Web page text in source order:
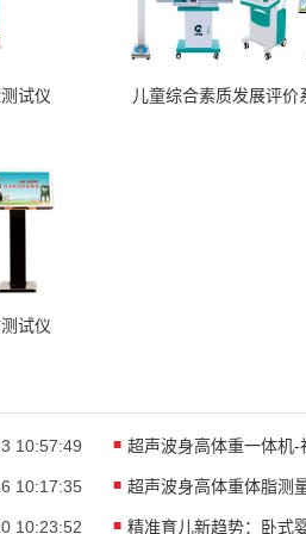
试仪 儿童综合素质发展评价
试仪
10:57:49
10:17:35
10:23:52